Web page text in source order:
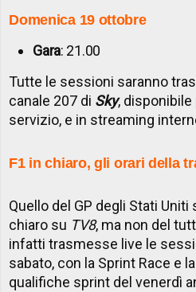
Domenica 19 ottobre
Gara: 21.00
Tutte le sessioni saranno
canale 207 di Sky, disponibile
servizio, e in streaming
F1 in chiaro, gli orari della
Quello del GP degli Stati
chiaro su TV8, ma non del
infatti trasmesse live le
sabato, con la Sprint Race e
qualifiche sprint del venerdì